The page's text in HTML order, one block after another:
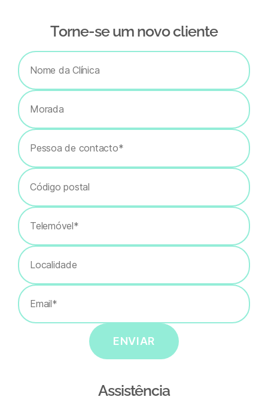
Тorne-se um novo cliente
ENVIAR
Assistência